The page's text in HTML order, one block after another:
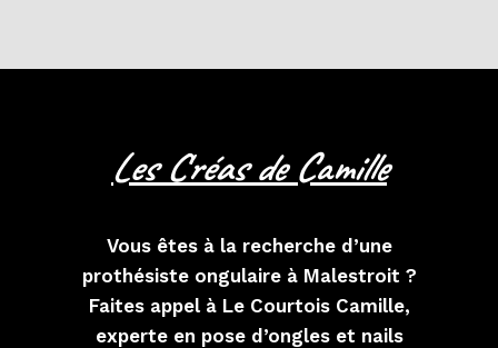
Les Créas de Camille
Vous êtes à la recherche d’une
prothésiste ongulaire à Malestroit ?
Faites appel à Le Courtois Camille,
experte en pose d’ongles et nails